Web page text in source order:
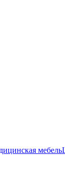
мебель